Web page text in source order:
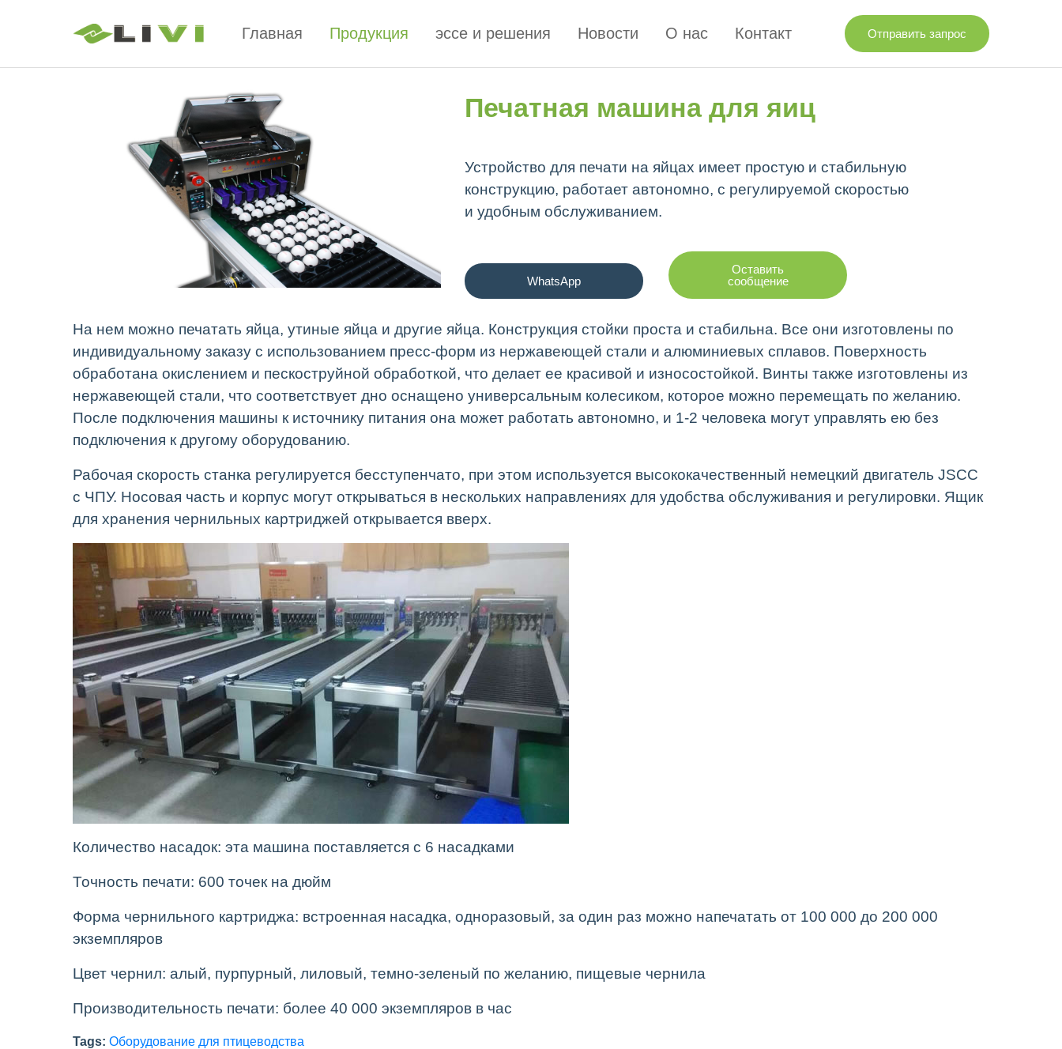
Главная Продукция эссе и решения Новости О нас Контакт Отправить запрос
Печатная машина для яиц
Устройство для печати на яйцах имеет простую и стабильную
конструкцию, работает автономно, с регулируемой скоростью
и удобным обслуживанием.
WhatsApp
Оставить
сообщение
На нем можно печатать яйца, утиные яйца и другие яйца. Конструкция стойки проста и стабильна. Все они изготовлены по
индивидуальному заказу с использованием пресс-форм из нержавеющей стали и алюминиевых сплавов. Поверхность
обработана окислением и пескоструйной обработкой, что делает ее красивой и износостойкой. Винты также изготовлены из
нержавеющей стали, что соответствует дно оснащено универсальным колесиком, которое можно перемещать по желанию.
После подключения машины к источнику питания она может работать автономно, и 1-2 человека могут управлять ею без
подключения к другому оборудованию.
Рабочая скорость станка регулируется бесступенчато, при этом используется высококачественный немецкий двигатель JSCC
с ЧПУ. Носовая часть и корпус могут открываться в нескольких направлениях для удобства обслуживания и регулировки. Ящик
для хранения чернильных картриджей открывается вверх.
Количество насадок: эта машина поставляется с 6 насадками
Точность печати: 600 точек на дюйм
Форма чернильного картриджа: встроенная насадка, одноразовый, за один раз можно напечатать от 100 000 до 200 000
экземпляров
Цвет чернил: алый, пурпурный, лиловый, темно-зеленый по желанию, пищевые чернила
Производительность печати: более 40 000 экземпляров в час
Tags: Оборудование для птицеводства